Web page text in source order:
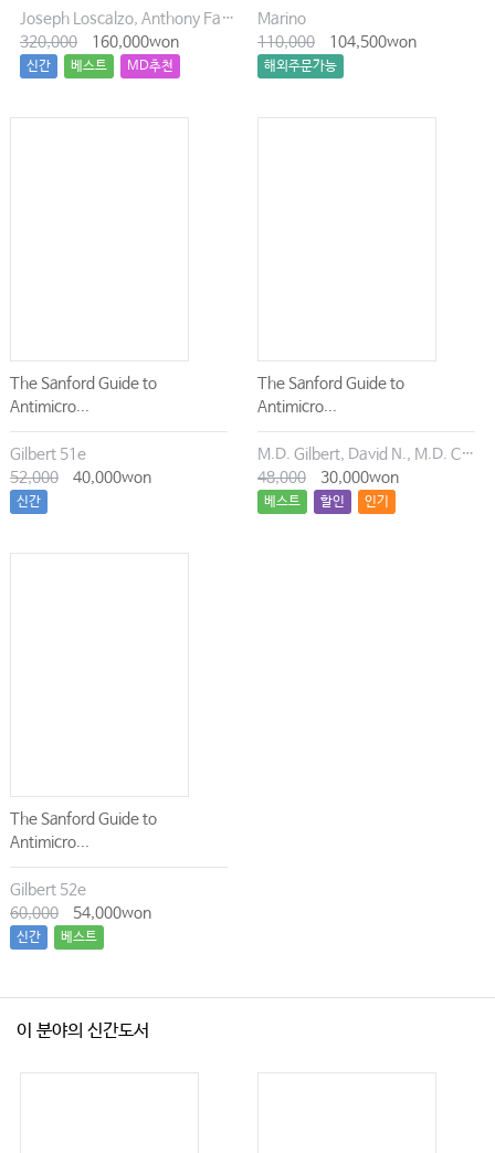
Joseph Loscalzo, Anthony Fauci, Dennis Kasper, Stephen Hauser, Dan Longo, J. Larry Jameson
320,000
160,000won
신간 베스트 MD추천
Marino
110,000
104,500won
해외주문가능
The Sanford Guide to
Antimicro...
Gilbert 51e
52,000
40,000won
신간
The Sanford Guide to
Antimicro...
M.D. Gilbert, David N., M.D. Chambers, Henry F., M.D. Eliopoulos, George M., M.D. Saag, Michael S., M.D. Pavia, Andrew T.
48,000
30,000won
베스트 할인 인기
The Sanford Guide to
Antimicro...
Gilbert 52e
60,000
54,000won
신간 베스트
이 분야의 신간도서